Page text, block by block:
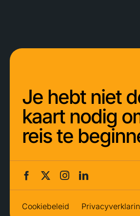
Je hebt niet
kaart nodig
reis te
Cookiebeleid